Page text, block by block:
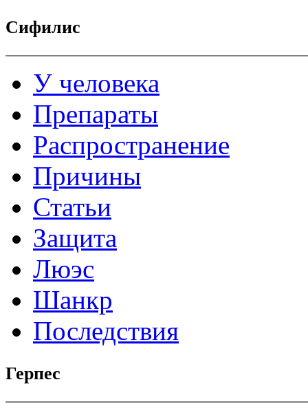
Сифилис
У человека
Препараты
Распространение
Причины
Статьи
Защита
Люэс
Шанкр
Последствия
Герпес